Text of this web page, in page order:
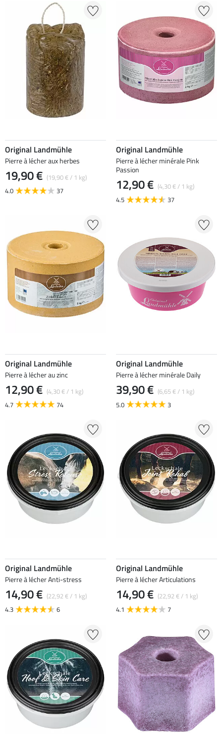
Original Landmühle
Pierre à lécher aux herbes
19,90 € (19,90 € / 1 kg)
4.0
37
Original Landmühle
Pierre à lécher minérale Pink
Passion
12,90 € (4,30 € / 1 kg)
4.5
37
Original Landmühle
Pierre à lécher au zinc
12,90 € (4,30 € / 1 kg)
4.7
74
Original Landmühle
Pierre à lécher minérale Daily
39,90 € (6,65 € / 1 kg)
5.0
3
Original Landmühle
Pierre à lécher Anti-stress
14,90 € (22,92 € / 1 kg)
4.3
6
Original Landmühle
Pierre à lécher Articulations
14,90 € (22,92 € / 1 kg)
4.1
7